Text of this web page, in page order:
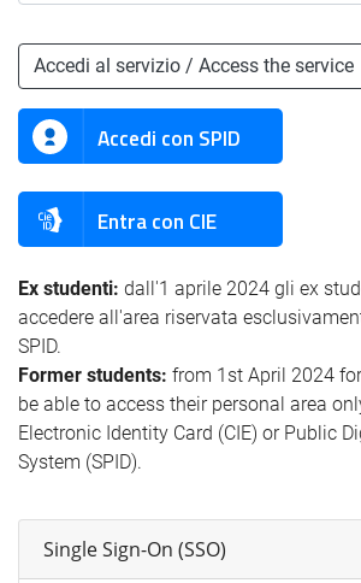
Accedi al servizio / Access the service
Accedi con SPID
Entra con CIE
Ex studenti: dall'1 aprile 2024 gli ex
accedere all'area riservata
SPID.
Former students: from 1st April 2024
be able to access their personal area
Electronic Identity Card (CIE) or Public
System (SPID).
Single Sign-On (SSO)